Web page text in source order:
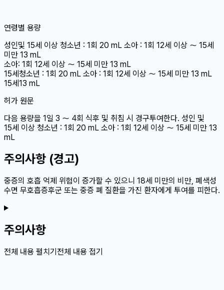
연령별 용량
성인및 15세 이상 청소년 : 1회 20 mL 소아 : 1회 12세 이상 〜 15세
미만 13 mL
소아: 1회 12세 이상 〜 15세 미만 13 mL
15세청소년 : 1회 20 mL 소아 : 1회 12세 이상 〜 15세 미만 13 mL
15세13 mL
허가 원문
다음 용량을 1일 3 〜 4회 식후 및 취침 시 경구투여한다. 성인 및
15세 이상 청소년 : 1회 20 mL 소아 : 1회 12세 이상 〜 15세 미만 13
mL
주의사항 (경고)
중증의 호흡 억제 위험이 증가할 수 있으니 18세 미만의 비만, 폐색성
수면 무호흡증후군 또는 중증 폐 질환을 가진 환자에게 투여를 피한다.
주의사항
전체 내용 펼치기전체 내용 접기